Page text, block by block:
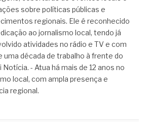
sobre políticas públicas e
regionais. Ele é reconhecido
ao jornalismo local, tendo já
atividades no rádio e TV e com
uma década de trabalho à frente do
Notícia. - Atua há mais de 12 anos no
local, com ampla presença e
regional.